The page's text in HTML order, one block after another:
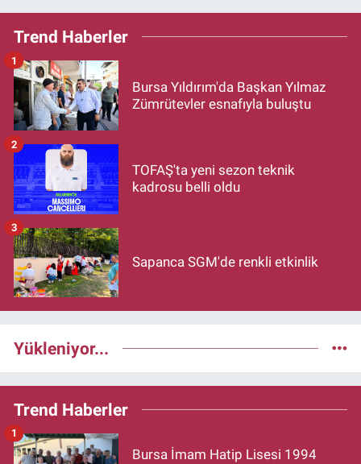
Trend Haberler
Bursa Yıldırım'da Başkan Yılmaz
Zümrütevler esnafıyla buluştu
1
TOFAŞ'ta yeni sezon teknik
kadrosu belli oldu
2
Sapanca SGM'de renkli etkinlik
3
Yükleniyor...
Trend Haberler
Bursa İmam Hatip Lisesi 1994
1